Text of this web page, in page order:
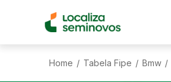
Home / Tabela Fipe / Bmw /